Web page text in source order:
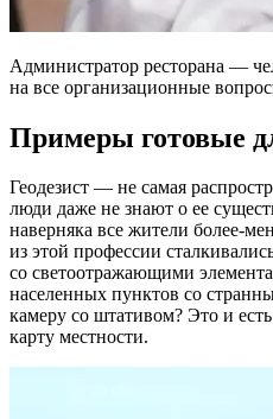
Администратор ресторана —
на все организационные
Примеры готовые
Геодезист — не самая
люди даже не знают о ее
наверняка все жители более-
из этой профессии
со светоотражающими
населенных пунктов со
камеру со штативом? Это и
карту местности.